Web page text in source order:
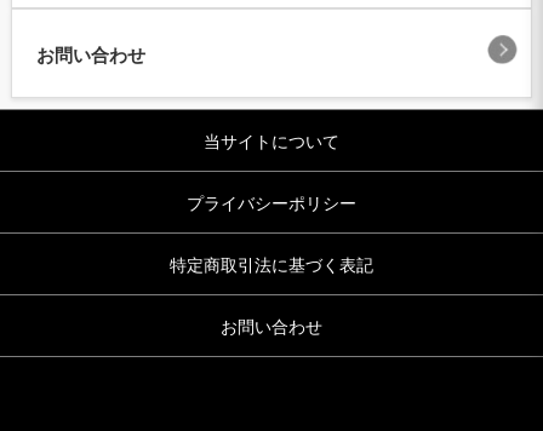
お問い合わせ
当サイトについて
プライバシーポリシー
特定商取引法に基づく表記
お問い合わせ